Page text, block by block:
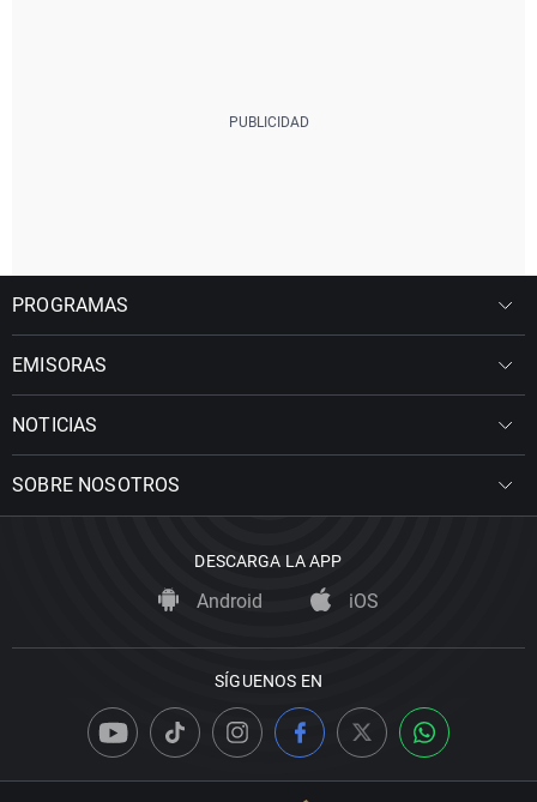
PROGRAMAS
EMISORAS
NOTICIAS
SOBRE NOSOTROS
DESCARGA LA APP
Android iOS
SÍGUENOS EN